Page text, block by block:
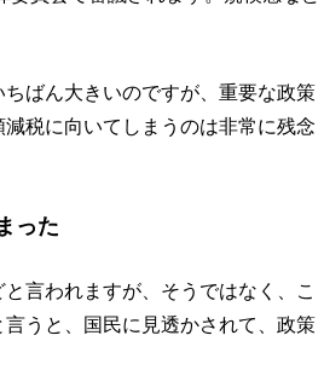
ばん大きいのですが、重要な政策
税に向いてしまうのは非常に残念
った
言われますが、そうではなく、こ
うと、国民に見透かされて、政策